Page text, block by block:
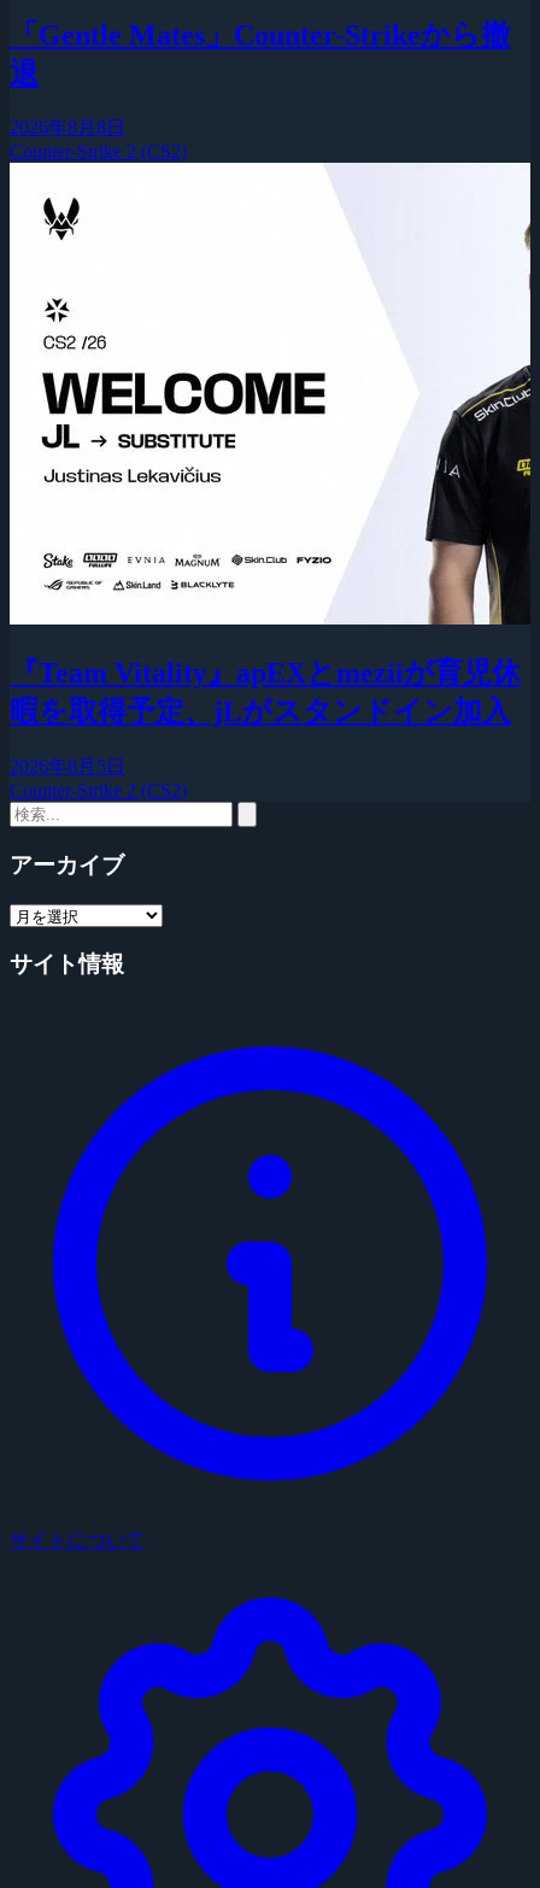
「Gentle Mates」Counter-Strikeから撤
退
2026年8月8日
Counter-Strike 2 (CS2)
『Team Vitality』apEXとmeziiが育児休
暇を取得予定、jLがスタンドイン加入
2026年8月5日
Counter-Strike 2 (CS2)
アーカイブ
サイト情報
サイトについて